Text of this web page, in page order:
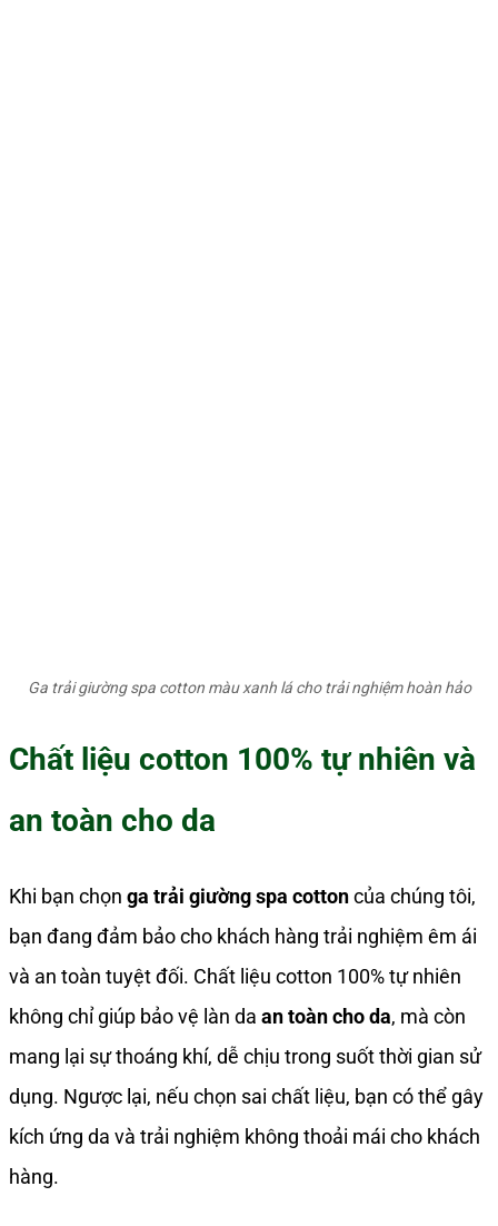
Ga trải giường spa cotton màu xanh lá cho trải nghiệm hoàn hảo
Chất liệu cotton 100% tự nhiên và
an toàn cho da
Khi bạn chọn ga trải giường spa cottoncủa chúng tôi,
bạn đang đảm bảo cho khách hàng trải nghiệm êm ái
và an toàn tuyệt đối. Chất liệu cotton 100% tự nhiên
không chỉ giúp bảo vệ làn da an toàn cho da, mà còn
mang lại sự thoáng khí, dễ chịu trong suốt thời gian sử
dụng. Ngược lại, nếu chọn sai chất liệu, bạn có thể gây
kích ứng da và trải nghiệm không thoải mái cho khách
hàng.